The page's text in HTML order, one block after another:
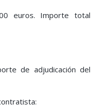
euros. Importe total
de adjudicación del